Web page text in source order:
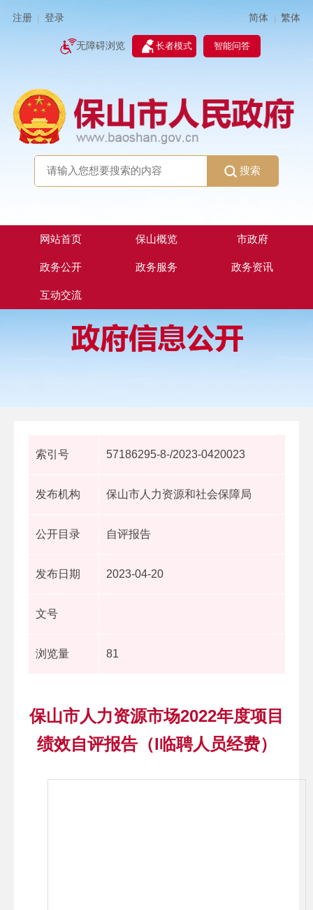
注册 登录 简体 | 繁体
无障碍浏览 长者模式 智能问答
搜索
网站首页 保山概览 市政府
政务公开 政务服务 政务资讯
互动交流
索引号 57186295-8-/2023-0420023
发布机构 保山市人力资源和社会保障局
公开目录 自评报告
发布日期 2023-04-20
文号
浏览量 81
保山市人力资源市场2022年度项目
绩效自评报告（l临聘人员经费）